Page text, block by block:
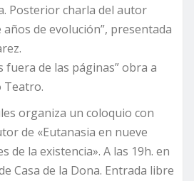
Posterior charla del autor
años de evolución”, presentada
fuera de las páginas” obra a
Teatro.
organiza un coloquio con
de «Eutanasia en nueve
de la existencia». A las 19h. en
Casa de la Dona. Entrada libre